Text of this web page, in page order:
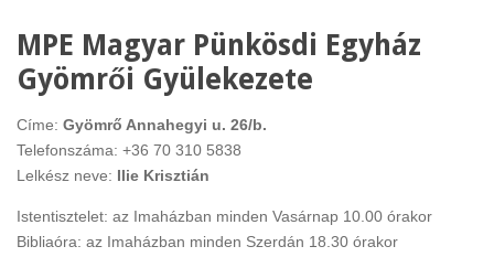
MPE Magyar Pünkösdi Egyház
Gyömrői Gyülekezete
Címe: Gyömrő Annahegyi u. 26/b.
Telefonszáma: +36 70 310 5838
Lelkész neve: Ilie Krisztián
Istentisztelet: az Imaházban minden Vasárnap 10.00 órakor
Bibliaóra: az Imaházban minden Szerdán 18.30 órakor